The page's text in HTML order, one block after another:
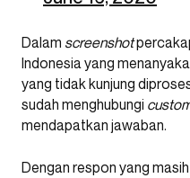
Dalam screenshot
Indonesia yang
yang tidak kunjung
sudah menghubungi
mendapatkan jawaban.
Dengan respon yang